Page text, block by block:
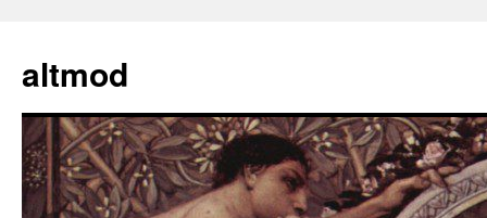
springen
altmod